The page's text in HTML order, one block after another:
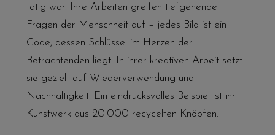
tätig war. Ihre Arbeiten greifen tiefgehende
Fragen der Menschheit auf – jedes Bild ist ein
Code, dessen Schlüssel im Herzen der
Betrachtenden liegt. In ihrer kreativen Arbeit setzt
sie gezielt auf Wiederverwendung und
Nachhaltigkeit. Ein eindrucksvolles Beispiel ist ihr
Kunstwerk aus 20.000 recycelten Knöpfen.